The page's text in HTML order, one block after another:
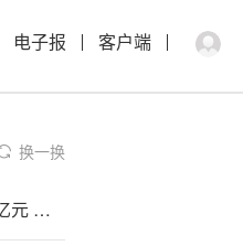
电子报 客户端
换一换
国泰:集团上半年营?收10.59亿元 大力拓展泛民爆业务